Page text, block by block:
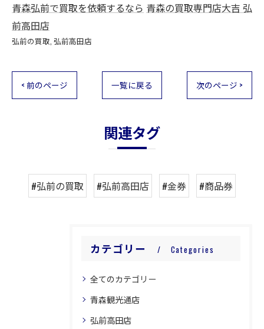
青森弘前で買取を依頼するなら 青森の買取専門店大吉 弘
前高田店
弘前の買取 弘前高田店
< 前のページ 一覧に戻る 次のページ >
関連タグ
#弘前の買取 #弘前高田店 #金券 #商品券
カテゴリー Categories
全てのカテゴリー
青森観光通店
弘前高田店